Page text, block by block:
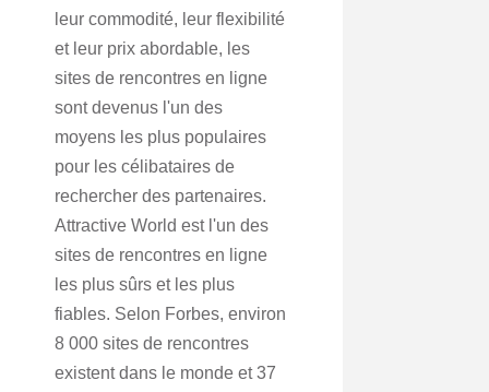
leur commodité, leur flexibilité
et leur prix abordable, les
sites de rencontres en ligne
sont devenus l'un des
moyens les plus populaires
pour les célibataires de
rechercher des partenaires.
Attractive World est l'un des
sites de rencontres en ligne
les plus sûrs et les plus
fiables. Selon Forbes, environ
8 000 sites de rencontres
existent dans le monde et 37